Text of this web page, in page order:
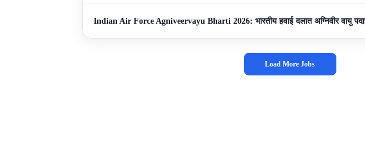
Indian Air Force Agniveervayu Bharti 2026: भारतीय हवाई दलात अग्निवीर वायु
Load More Jobs